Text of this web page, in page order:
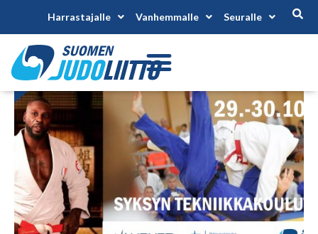
Harrastajalle Vanhemmalle Seuralle